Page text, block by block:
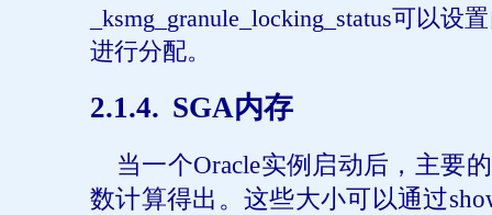
_ksmg_granule_locking_status可以设
进行分配。
2.1.4. SGA内存
当一个Oracle实例启动后，主要的
数计算得出。这些大小可以通过